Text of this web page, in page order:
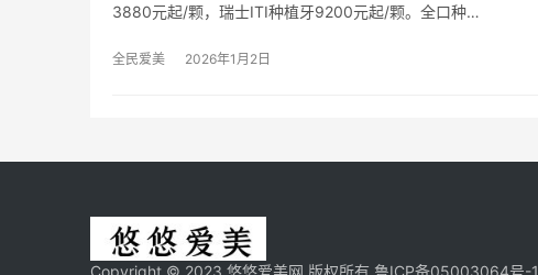
3880元起/颗，瑞士ITI种植牙9200元起/颗。全口种…
全民爱美 2026年1月2日
Copyright © 2023 悠悠爱美网 版权所有 鲁ICP备05003064号-1